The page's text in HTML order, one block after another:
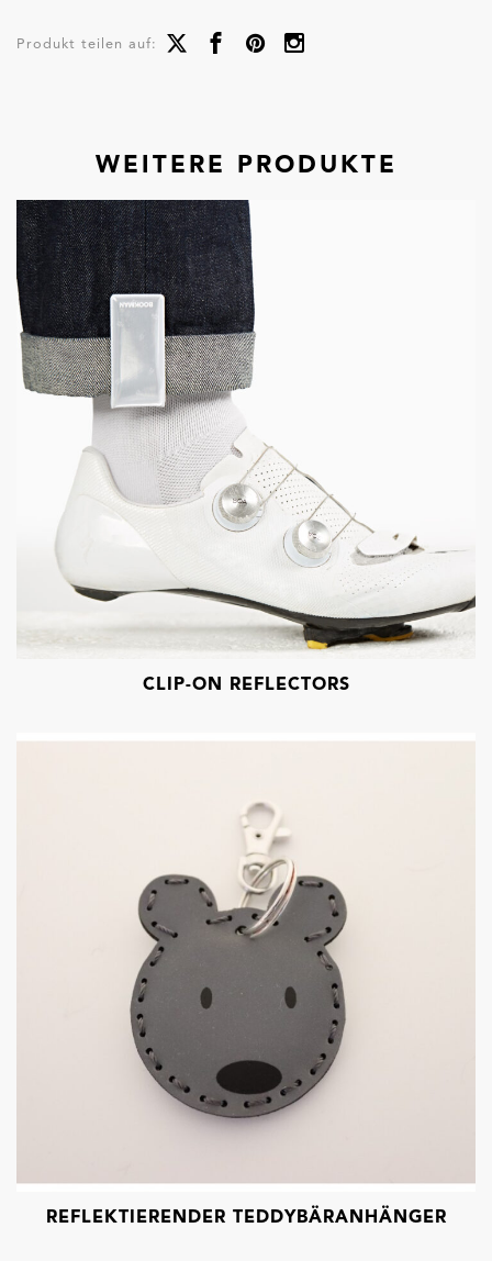
Produkt teilen auf:
WEITERE PRODUKTE
CLIP-ON REFLECTORS
REFLEKTIERENDER TEDDYBÄRANHÄNGER